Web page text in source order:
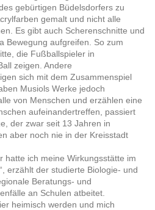
gebürtigen Büdelsdorfers zu
gemalt und nicht alle
Es gibt auch Scherenschnitte und
Bewegung aufgreifen. So zum
die Fußballspieler in
zeigen. Andere
sich mit dem Zusammenspiel
Musiols Werke jedoch
von Menschen und erzählen eine
aufeinandertreffen, passiert
der zwar seit 13 Jahren in
aber noch nie in der Kreisstadt
hatte ich meine Wirkungsstätte im
erzählt der studierte Biologie- und
Beratungs- und
an Schulen atbeitet.
heimisch werden und mich